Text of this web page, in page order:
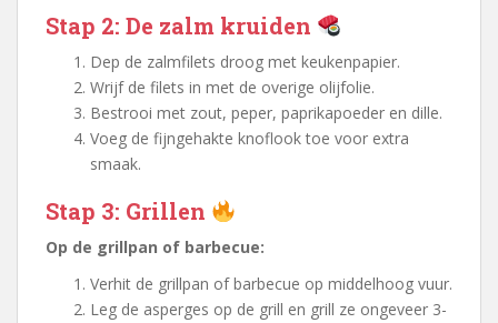
Stap 2: De zalm kruiden
Dep de zalmfilets droog met keukenpapier.
Wrijf de filets in met de overige olijfolie.
Bestrooi met zout, peper, paprikapoeder en dille.
Voeg de fijngehakte knoflook toe voor extra
smaak.
Stap 3: Grillen
Op de grillpan of barbecue:
Verhit de grillpan of barbecue op middelhoog vuur.
Leg de asperges op de grill en grill ze ongeveer 3-